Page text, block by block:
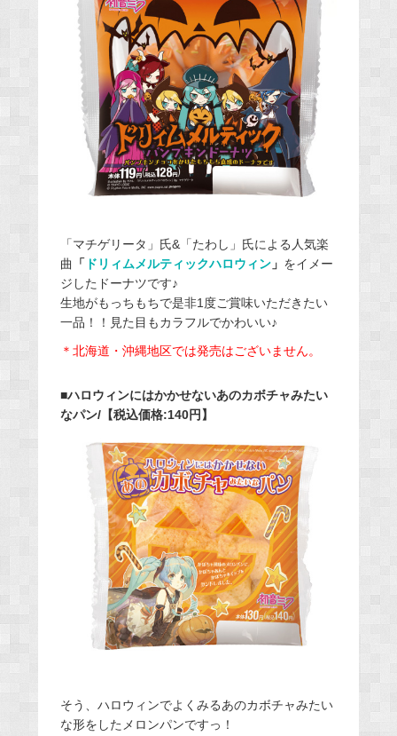
「マチゲリータ」氏&「たわし」氏による人気楽
曲 「 ドリィムメルティックハロウィン」 をイメー
ジしたドーナツです♪
生地がもっちもちで是非1度ご賞味いただきたい
一品！！見た目もカラフルでかわいい♪
＊北海道・沖縄地区では発売はございません。
■ハロウィンにはかかせないあのカボチャみたい
なパン/【税込価格:140円】
そう、ハロウィンでよくみるあのカボチャみたい
な形をしたメロンパンですっ！